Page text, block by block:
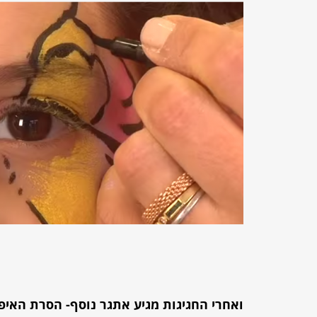
ואחרי החגיגות מגיע אתגר נוסף- הסרת